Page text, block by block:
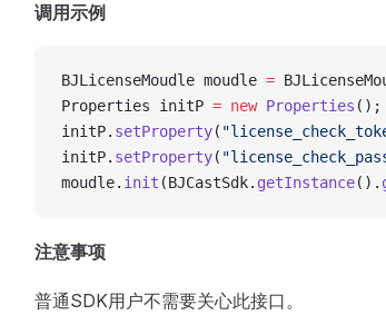
调用示例
BJLicenseMoudle moudle =
Properties initP = new Properties ();
initP. setProperty(
initP. setProperty(
moudle. init (BJCastSdk. getInstance().
注意事项
普通SDK用户不需要关心此接口。